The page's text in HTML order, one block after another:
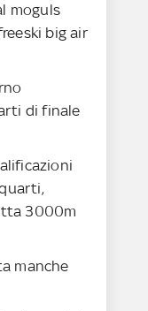
moguls
big air
di finale
3000m
manche